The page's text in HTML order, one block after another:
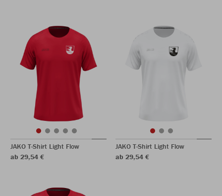
JAKO T-Shirt Light Flow
ab 29,54 €
JAKO T-Shirt Light Flow
ab 29,54 €